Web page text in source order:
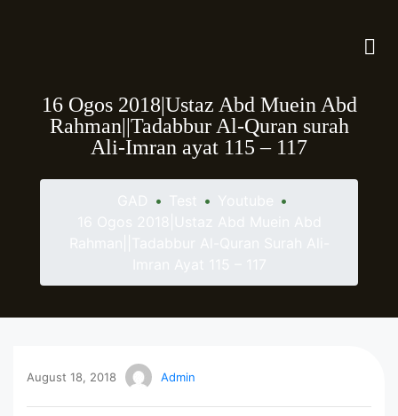
16 Ogos 2018|Ustaz Abd Muein Abd
Rahman||Tadabbur Al-Quran surah
Ali-Imran ayat 115 – 117
• •
•
August 18, 2018 Admin